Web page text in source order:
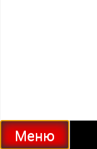
Меню